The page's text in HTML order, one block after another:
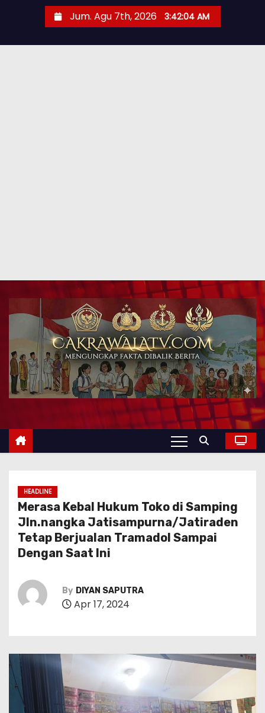
Jum. Agu 7th, 2026 3:42:05 AM
HEADLINE
Merasa Kebal Hukum Toko di Samping
Jln.nangka Jatisampurna/Jatiraden
Tetap Berjualan Tramadol Sampai
Dengan Saat Ini
By DIYAN SAPUTRA
Apr 17, 2024